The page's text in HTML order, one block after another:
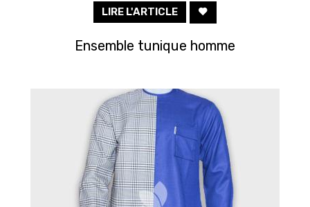
LIRE L'ARTICLE
Ensemble tunique homme